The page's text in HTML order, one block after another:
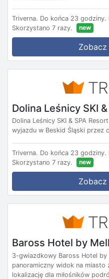
Triverna. Do końca 23 godziny.
Skorzystano 7 razy.
new
Dolina Leśnicy SKI
Dolina Leśnicy SKI & SPA
wyjazdu w Beskid Śląski przez
Triverna. Do końca 23 godziny.
Skorzystano 7 razy.
new
Baross Hotel by
3-gwiazdkowy Baross Hotel
panoramiczny widok na
lokalizację dla miłośników